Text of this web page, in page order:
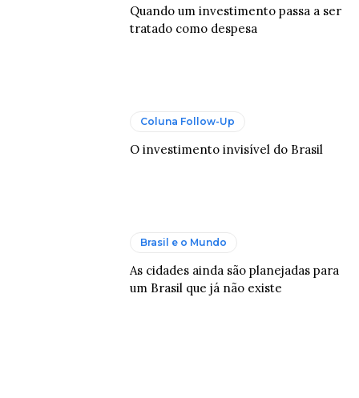
Quando um investimento passa a ser
tratado como despesa
Coluna Follow-Up
O investimento invisível do Brasil
Brasil e o Mundo
As cidades ainda são planejadas para
um Brasil que já não existe